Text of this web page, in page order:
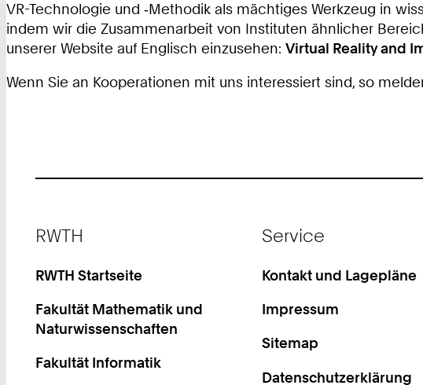
VR-Technologie und ‑Methodik als mächtiges Werkzeug in
indem wir die Zusammenarbeit von Instituten ähnlicher
unserer Website auf Englisch einzusehen: Virtual Reality and
Wenn Sie an Kooperationen mit uns interessiert sind, so
RWTH
RWTH Startseite
Fakultät Mathematik und
Naturwissenschaften
Fakultät Informatik
Service
Kontakt und Lagepläne
Impressum
Sitemap
Datenschutzerklärung